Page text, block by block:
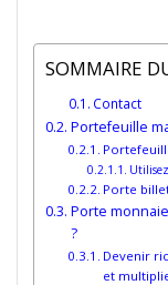
SOMMAIRE
Contact
Portefeuille
Porte
Porte
?
Devenir
et